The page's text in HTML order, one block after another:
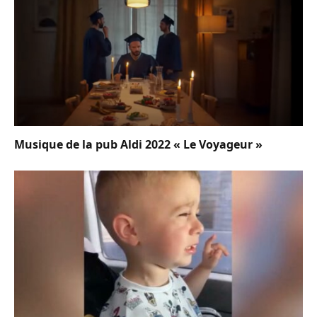
Musique de la pub Aldi 2022 « Le Voyageur »